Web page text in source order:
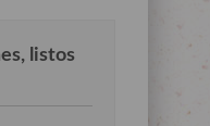
listos